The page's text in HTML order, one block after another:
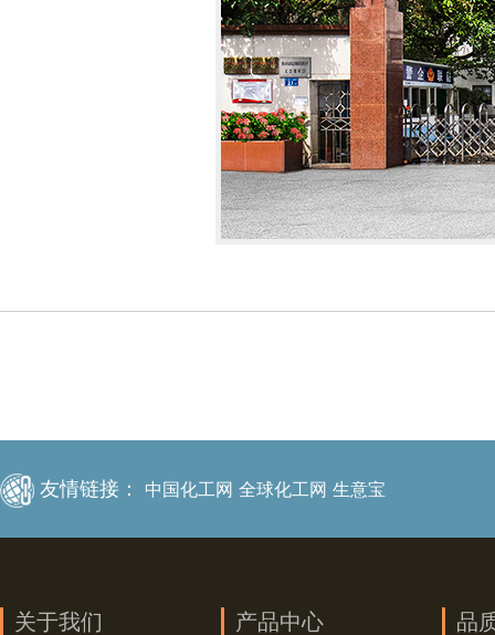
友情链接： 中国化工网 全球化工网 生意宝
关于我们 产品中心 品